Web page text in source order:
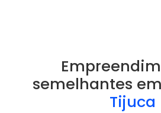
semelhantes em
Tijuca